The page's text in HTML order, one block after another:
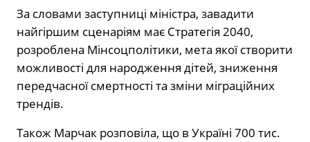
За словами заступниці міністра, завадити
найгіршим сценаріям має Стратегія 2040,
розроблена Мінсоцполітики, мета якої створити
можливості для народження дітей, зниження
передчасної смертності та зміни міграційних
трендів.
Також Марчак розповіла, що в Україні 700 тис.